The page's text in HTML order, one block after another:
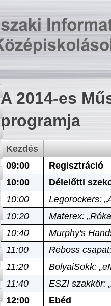
A 2014-es
programja
Kezdés
09:00
Regisztráció
10:00
Délelőtti
10:00
Legorockers:
10:20
Materex:
10:40
Murphy's
11:00
Reboss
11:20
BolyaiSokk:
11:40
ESZI szakkör:
12:00
Ebéd